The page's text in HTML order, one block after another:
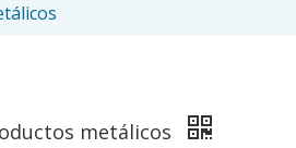
metálicos